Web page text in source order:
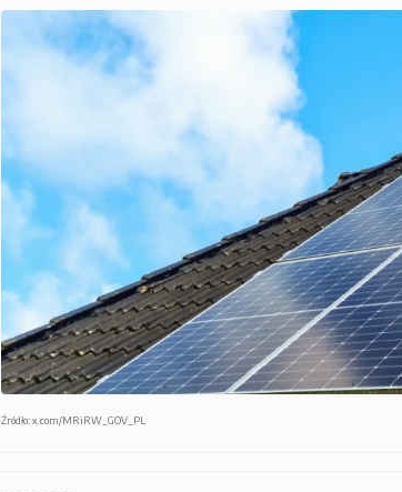
Źródło: x.com/MRiRW_GOV_PL